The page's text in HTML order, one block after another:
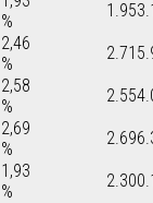
%
2,46
%
2,58
%
2,69
%
1,93
%